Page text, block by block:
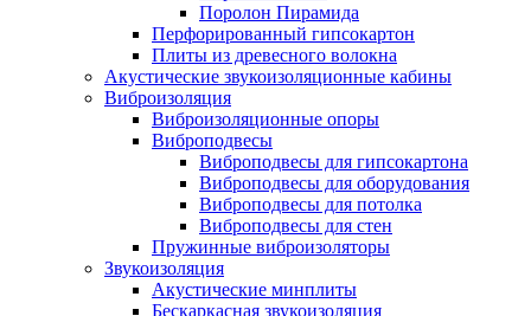
Поролон Пирамида
Перфорированный гипсокартон
Плиты из древесного волокна
Акустические звукоизоляционные кабины
Виброизоляция
Виброизоляционные опоры
Виброподвесы
Виброподвесы для гипсокартона
Виброподвесы для оборудования
Виброподвесы для потолка
Виброподвесы для стен
Пружинные виброизоляторы
Звукоизоляция
Акустические минплиты
Бескаркасная звукоизоляция